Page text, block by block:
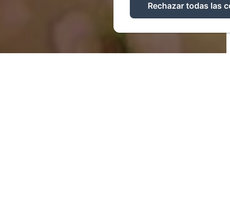
Rechazar todas las